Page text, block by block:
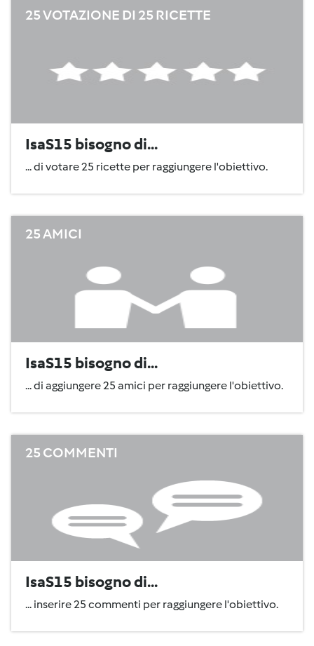
25 VOTAZIONE DI 25 RICETTE
IsaS15 bisogno di...
... di votare 25 ricette per raggiungere l'obiettivo.
25 AMICI
IsaS15 bisogno di...
... di aggiungere 25 amici per raggiungere l'obiettivo.
25 COMMENTI
IsaS15 bisogno di...
... inserire 25 commenti per raggiungere l'obiettivo.